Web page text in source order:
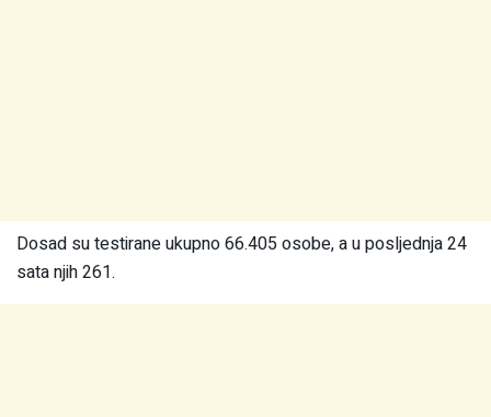
Dosad su testirane ukupno 66.405 osobe, a u posljednja 24
sata njih 261.